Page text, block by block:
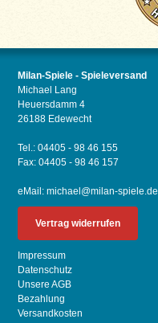
Milan-Spiele - Spieleversand
Michael Lang
Heuersdamm 4
26188 Edewecht
Tel.: 04405 - 98 46 155
Fax: 04405 - 98 46 157
eMail:michael@milan-spiele.de
Vertrag widerrufen
Impressum
Datenschutz
Unsere AGB
Bezahlung
Versandkosten